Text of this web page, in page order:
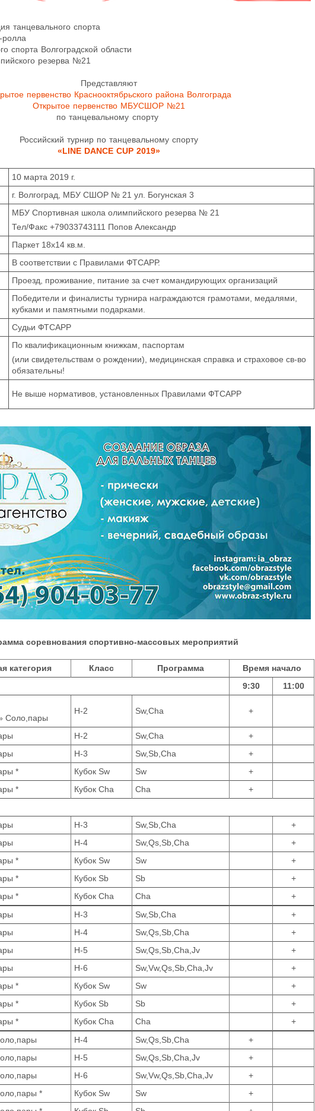
танцевального спорта
ролла
спорта Волгоградской области
резерва №21
Представляют
первенство Краснооктябрьского района Волгограда
Открытое первенство МБУСШОР №21
по танцевальному спорту
Российский турнир по танцевальному спорту
«LINE DANCE CUP 2019»
10 марта 2019 г.
г. Волгоград, МБУ СШОР № 21 ул. Богунская 3
МБУ Спортивная школа олимпийского резерва № 21
Тел/Факс +79033743111 Попов Александр
Паркет 18х14 кв.м.
В соответствии с Правилами ФТСАРР.
Проезд, проживание, питание за счет командирующих организаций
Победители и финалисты турнира награждаются грамотами, медалями,
кубками и памятными подарками.
Судьи ФТСАРР
По квалификационным книжкам, паспортам
(или свидетельствам о рождении), медицинская справка и страховое св-во
обязательны!
Не выше нормативов, установленных Правилами ФТСАРР
соревнования спортивно-массовых мероприятий
категория Класс Программа
Время начало
9:30
11:00
Соло,пары
Н-2 Sw,Cha +
Н-2 Sw,Cha
+
Н-3 Sw,Sb,Cha
+
* Кубок Sw Sw
+
* Кубок Cha Cha +
Н-3 Sw,Sb,Cha
+
Н-4 Sw,Qs,Sb,Cha
+
* Кубок Sw Sw
+
* Кубок Sb Sb
+
* Кубок Cha Cha
+
Н-3 Sw,Sb,Cha
+
Н-4 Sw,Qs,Sb,Cha
+
Н-5 Sw,Qs,Sb,Cha,Jv
+
Н-6 Sw,Vw,Qs,Sb,Cha,Jv
+
* Кубок Sw Sw
+
* Кубок Sb Sb
+
* Кубок Cha Cha
+
Н-4 Sw,Qs,Sb,Cha
+
Н-5 Sw,Qs,Sb,Cha,Jv
+
Н-6 Sw,Vw,Qs,Sb,Cha,Jv
+
* Кубок Sw Sw
+